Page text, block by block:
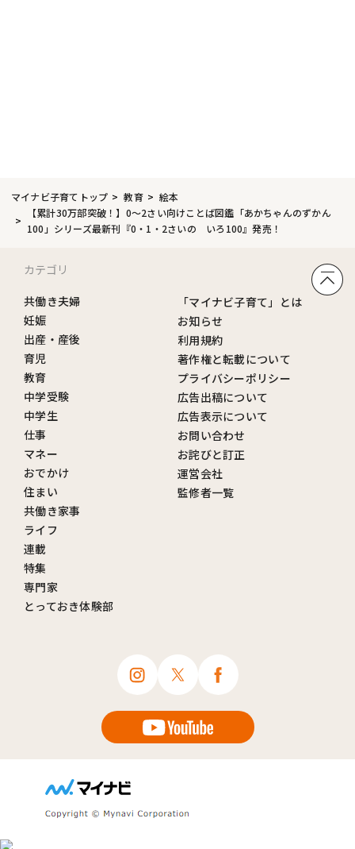
マイナビ子育てトップ 教育
絵本
【累計30万部突破！】0〜2さい向けことば図鑑「あかちゃんのずかん
100」シリーズ最新刊『0・1・2さいの いろ100』発売！
カテゴリ
共働き夫婦
妊娠
出産・産後
育児
教育
中学受験
中学生
仕事
マネー
おでかけ
住まい
共働き家事
ライフ
連載
特集
専門家
とっておき体験部
「マイナビ子育て」とは
お知らせ
利用規約
著作権と転載について
プライバシーポリシー
広告出稿について
広告表示について
お問い合わせ
お詫びと訂正
運営会社
監修者一覧